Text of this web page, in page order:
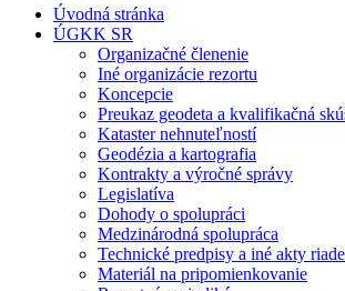
Úvodná stránka
ÚGKK SR
Organizačné členenie
Iné organizácie rezortu
Koncepcie
Preukaz geodeta a kvalifikačná
Kataster nehnuteľností
Geodézia a kartografia
Kontrakty a výročné správy
Legislatíva
Dohody o spolupráci
Medzinárodná spolupráca
Technické predpisy a iné akty
Materiál na pripomienkovanie